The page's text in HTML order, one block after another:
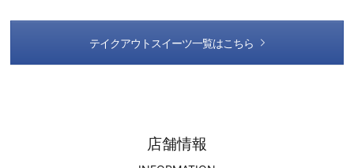
テイクアウトスイーツ一覧はこちら
店舗情報